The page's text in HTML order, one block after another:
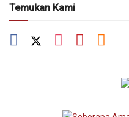
Temukan Kami